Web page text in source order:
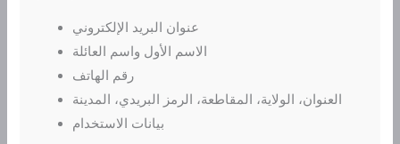
عنوان البريد الإلكتروني
الاسم الأول واسم العائلة
رقم الهاتف
العنوان، الولاية، المقاطعة، الرمز البريدي، المدينة
بيانات الاستخدام